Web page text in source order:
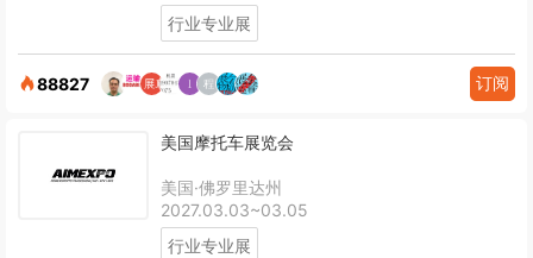
行业专业展
88827 订阅
美国摩托车展览会
美国·佛罗里达州
2027.03.03~03.05
行业专业展